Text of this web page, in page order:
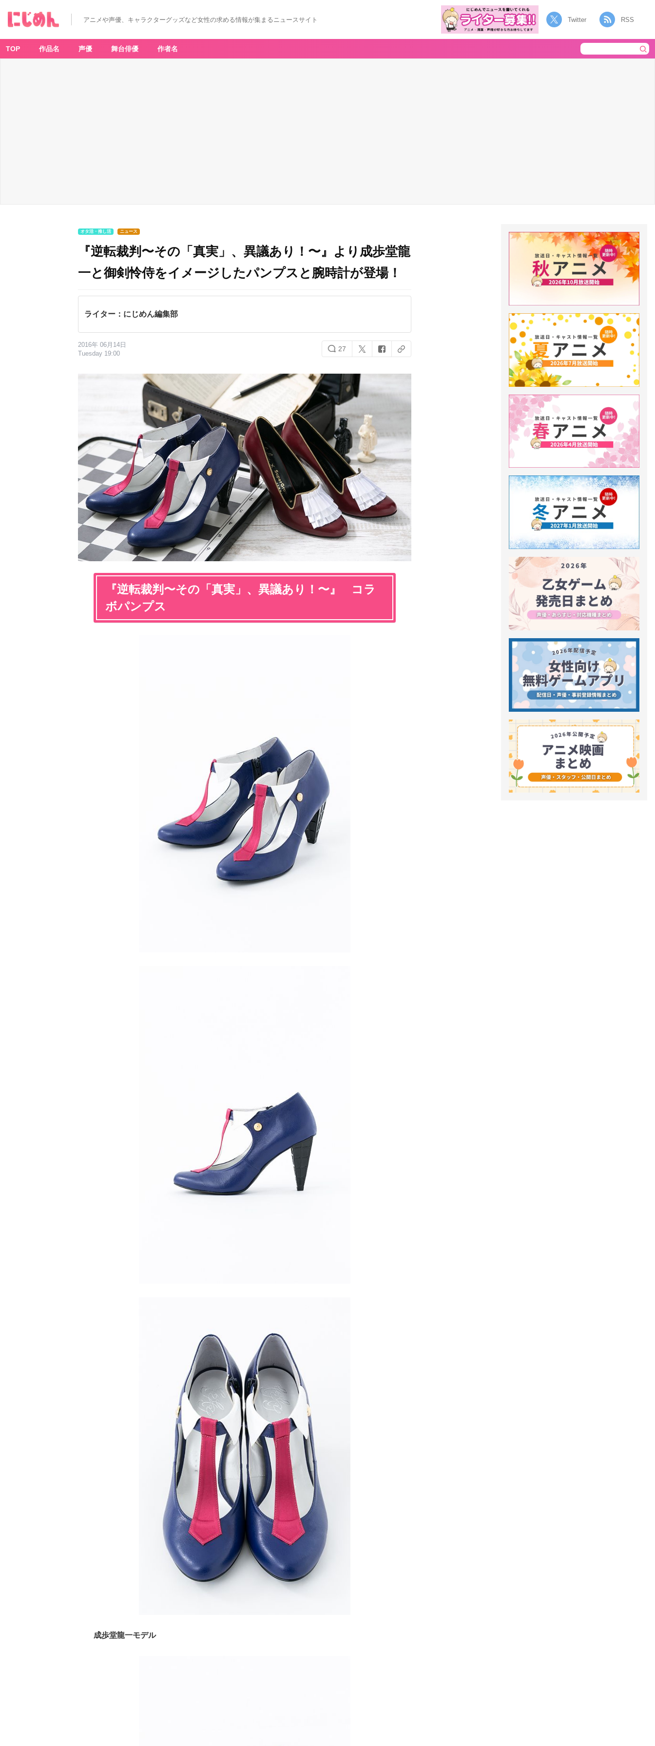
アニメや声優、キャラクターグッズなど女性の求める情報が集まるニュースサイト Twitter RSS
TOP 作品名 声優 舞台俳優 作者名
オタ活・推し活 ニュース
『逆転裁判〜その「真実」、異議あり！〜』より成歩堂龍
一と御剣怜侍をイメージしたパンプスと腕時計が登場！
ライター：にじめん編集部
2016年 06月14日
Tuesday 19:00
27
『逆転裁判〜その「真実」、異議あり！〜』 コラ
ボパンプス
成歩堂龍一モデル